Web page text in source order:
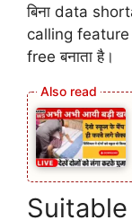
बिना data
calling
free बनाता है।